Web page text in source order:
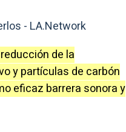
de la
y partículas de carbón
eficaz barrera sonora y